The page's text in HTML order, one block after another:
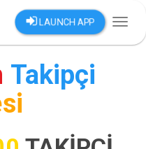
LAUNCH APP
Takipçi